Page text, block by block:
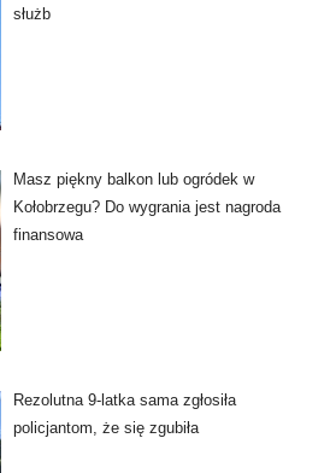
służb
Masz piękny balkon lub ogródek w
Kołobrzegu? Do wygrania jest nagroda
finansowa
Rezolutna 9-latka sama zgłosiła
policjantom, że się zgubiła